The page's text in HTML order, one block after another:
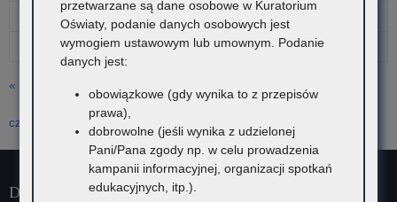
20
26 27 28 29 30
« kwi
cze »
Dane kontaktowe
przetwarzane są dane osobowe w Kuratorium
Oświaty, podanie danych osobowych jest
wymogiem ustawowym lub umownym. Podanie
danych jest:
obowiązkowe (gdy wynika to z przepisów
prawa),
dobrowolne (jeśli wynika z udzielonej
Pani/Pana zgody np. w celu prowadzenia
kampanii informacyjnej, organizacji spotkań
edukacyjnych, itp.).